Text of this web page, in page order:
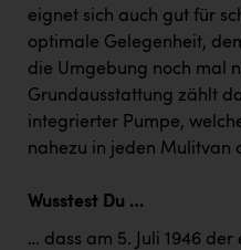
eignet sich auch gut für
optimale Gelegenheit,
die Umgebung noch mal
Grundausstattung zählt
integrierter Pumpe,
nahezu in jeden Mulitvan
Wusstest Du …
… dass am 5. Juli 1946 der